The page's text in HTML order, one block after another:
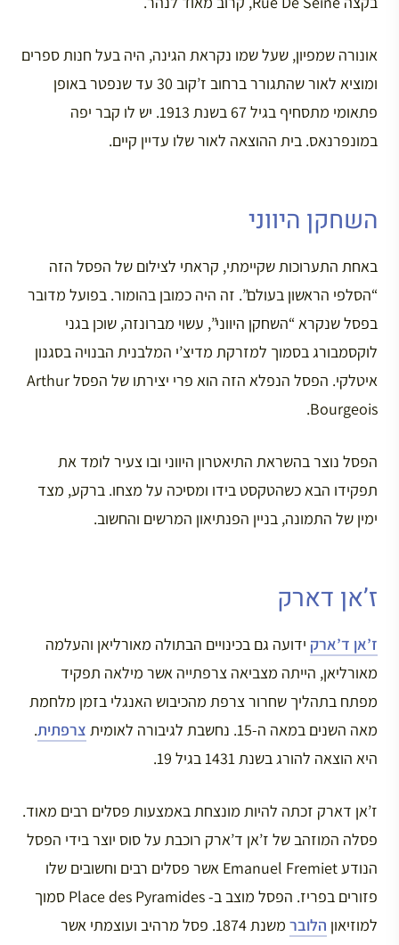
אונורה שמפיון, שעל שמו נקראת הגינה, היה בעל חנות ספרים
ומוציא לאור שהתגורר ברחוב ז’קוב 30 עד שנפטר באופן
פתאומי מתסחיף בגיל 67 בשנת 1913. יש לו קבר יפה
במונפרנאס. בית ההוצאה לאור שלו עדיין קיים.
השחקן היווני
באחת התערוכות שקיימתי, קראתי לצילום של הפסל הזה
“הסלפי הראשון בעולם”. זה היה כמובן בהומור. בפועל מדובר
בפסל שנקרא “השחקן היווני”, עשוי מברונזה, שוכן בגני
לוקסמבורג בסמוך למזרקת מדיצ’י המלבנית הבנויה בסגנון
איטלקי. הפסל הנפלא הזה הוא פרי יצירתו של הפסל Arthur
Bourgeois.
הפסל נוצר בהשראת התיאטרון היווני ובו צעיר לומד את
תפקידו הבא כשהטקסט בידו ומסיכה על מצחו. ברקע, מצד
ימין של התמונה, בניין הפנתיאון המרשים והחשוב.
ז’אן דארק
ז’אן ד’ארק ידועה גם בכינויים הבתולה מאורליאן והעלמה
מאורליאן, הייתה מצביאה צרפתייה אשר מילאה תפקיד
מפתח בתהליך שחרור צרפת מהכיבוש האנגלי בזמן מלחמת
מאה השנים במאה ה-15. נחשבת לגיבורה לאומית
צרפתית.
היא הוצאה להורג בשנת 1431 בגיל 19.
ז’אן דארק זכתה להיות מונצחת באמצעות פסלים רבים מאוד.
פסלה המוזהב של ז’אן ד’ארק רוכבת על סוס יוצר בידי הפסל
הנודע Emanuel Fremiet אשר פסלים רבים וחשובים שלו
פזורים בפריז. הפסל מוצב ב- Place des Pyramides סמוך
למוזיאון הלובר
משנת 1874. פסל מרהיב ועוצמתי אשר